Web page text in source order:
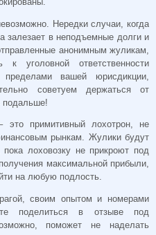
Нередки случаи, когда
залезает в неподъемные долги и
анонимным жуликам,
к уголовной ответственности
вашей юрисдикции,
советуем держаться от
подальше!
это примитивный лохотрон, не
рынкам. Жулики будут
лоховозку не прикроют под
максимальной прибыли,
на любую подлость.
своим опытом и номерами
поделиться в отзыве под
поможет не наделать